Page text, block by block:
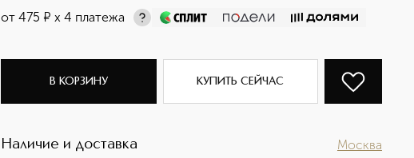
от475 ¤ х 4 платежа
В КОРЗИНУ КУПИТЬ СЕЙЧАС
Наличие и доставка Москва